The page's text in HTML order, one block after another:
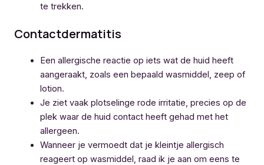
te trekken.
Contactdermatitis
Een allergische reactie op iets wat de huid heeft
aangeraakt, zoals een bepaald wasmiddel, zeep of
lotion.
Je ziet vaak plotselinge rode irritatie, precies op de
plek waar de huid contact heeft gehad met het
allergeen.
Wanneer je vermoedt dat je kleintje allergisch
reageert op wasmiddel, raad ik je aan om eens te